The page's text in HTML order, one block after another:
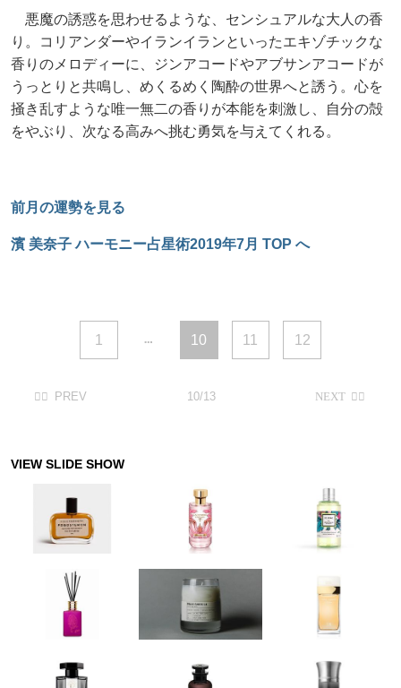
悪魔の誘惑を思わせるような、センシュアルな大人の香
り。コリアンダーやイランイランといったエキゾチックな
香りのメロディーに、ジンアコードやアブサンアコードが
うっとりと共鳴し、めくるめく陶酔の世界へと誘う。心を
掻き乱すような唯一無二の香りが本能を刺激し、自分の殻
をやぶり、次なる高みへ挑む勇気を与えてくれる。
前月の運勢を見る
濱 美奈子 ハーモニー占星術2019年7月 TOP へ
1 10 11 12
10/13